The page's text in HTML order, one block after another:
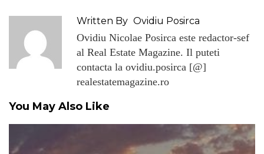
Written By Ovidiu Posirca
Ovidiu Nicolae Posirca este redactor-sef
al Real Estate Magazine. Il puteti
contacta la ovidiu.posirca [@]
realestatemagazine.ro
You May Also Like